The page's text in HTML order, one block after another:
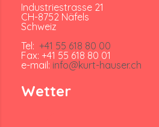
Industriestrasse 21
CH-8752 Näfels
Schweiz
Tel: +41 55 618 80 00
Fax: +41 55 618 80 01
e-mail: info@kurt-hauser.ch
Wetter